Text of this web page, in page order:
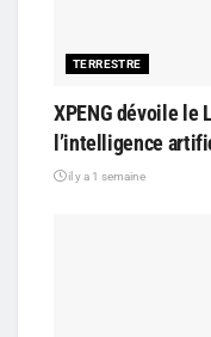
TERRESTRE
XPENG dévoile le
l’intelligence
il y a 1 semaine